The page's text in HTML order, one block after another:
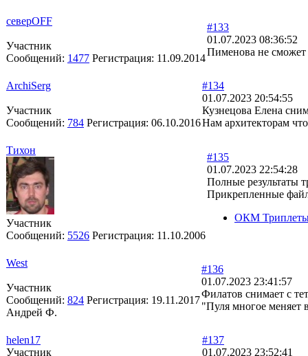
северOFF
Участник
Сообщений: 1477 Регистрация: 11.09.2014
#133
01.07.2023 08:36:52
Пименова не сможет
ArchiSerg
Участник
Сообщений: 784 Регистрация: 06.10.2016
#134
01.07.2023 20:54:55
Кузнецова Елена
Нам архитекторам
Тихон
Участник
Сообщений: 5526 Регистрация: 11.10.2006
#135
01.07.2023 22:54:28
Полные результаты
Прикрепленные
ОКМ
West
Участник
Сообщений: 824 Регистрация: 19.11.2017
Андрей Ф.
#136
01.07.2023 23:41:57
Филатов снимает с
"Пуля многое меняет
helen17
Участник
#137
01.07.2023 23:52:41